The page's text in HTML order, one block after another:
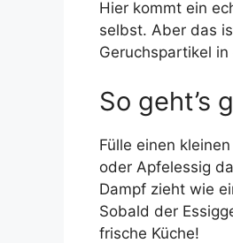
Hier kommt ein
selbst. Aber das
Geruchspartikel
So geht’s
Fülle einen
oder Apfelessig
Dampf zieht wie
Sobald der
frische Küche!